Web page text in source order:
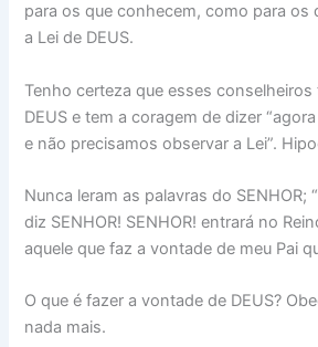
para os que conhecem, como para os
a Lei de DEUS.
Tenho certeza que esses
DEUS e tem a coragem de dizer
e não precisamos observar a Lei”.
Nunca leram as palavras do SENHOR;
diz SENHOR! SENHOR! entrará no
aquele que faz a vontade de meu Pai
O que é fazer a vontade de DEUS?
nada mais.